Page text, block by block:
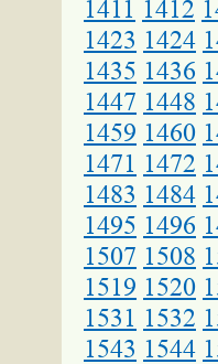
1411 1412
1423 1424
1435 1436
1447 1448
1459 1460
1471 1472
1483 1484
1495 1496
1507 1508
1519 1520
1531 1532
1543 1544